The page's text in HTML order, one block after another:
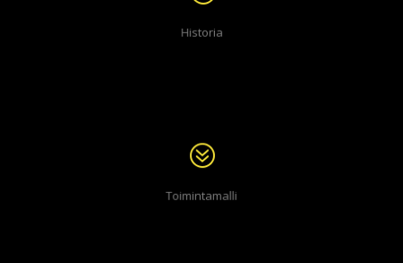
Historia
Toimintamalli
Mitkä ovat IPS-toimintamallin